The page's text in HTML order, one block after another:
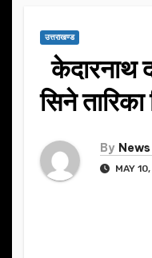
उत्तराखण्ड
केदारनाथ
सिने
By
MAY